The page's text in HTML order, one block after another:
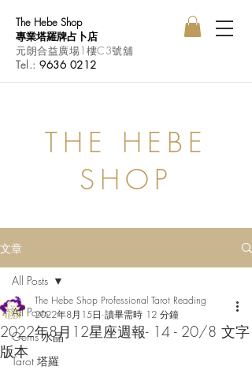
The Hebe Shop
專業塔羅牌占卜店
元朗合益廣場1樓C3號舖
Tel.:9636 0212
THE HEBE
SHOP
文章
All Posts
Gems 水晶
Tarot 塔羅
All Posts
2022年8月12星座週報- 14 - 20/8 文字
版本
The Hebe Shop Professional Tarot Reading
2022年8月15日 讀畢需時 12 分鐘